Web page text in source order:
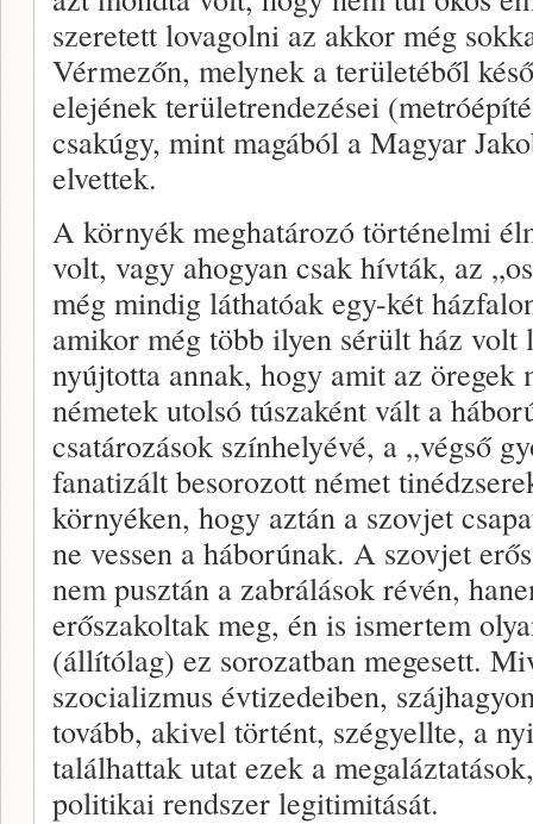
szeretett lovagolni az akkor még
Vérmezőn, melynek a területéből
elejének területrendezései
csakúgy, mint magából a Magyar
elvettek.
A környék meghatározó történelmi
volt, vagy ahogyan csak hívták, az
még mindig láthatóak egy-két
amikor még több ilyen sérült ház
nyújtotta annak, hogy amit az öregek
németek utolsó túszaként vált a
csatározások színhelyévé, a „végső
fanatizált besorozott német
környéken, hogy aztán a szovjet
ne vessen a háborúnak. A szovjet
nem pusztán a zabrálások révén,
erőszakoltak meg, én is ismertem
(állítólag) ez sorozatban megesett.
szocializmus évtizedeiben,
tovább, akivel történt, szégyellte, a
találhattak utat ezek a
politikai rendszer legitimitását.